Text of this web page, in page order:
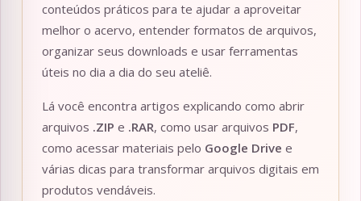
conteúdos práticos para te ajudar a aproveitar
melhor o acervo, entender formatos de arquivos,
organizar seus downloads e usar ferramentas
úteis no dia a dia do seu ateliê.
Lá você encontra artigos explicando como abrir
arquivos .ZIP e .RAR, como usar arquivos PDF,
como acessar materiais pelo Google Drive e
várias dicas para transformar arquivos digitais em
produtos vendáveis.